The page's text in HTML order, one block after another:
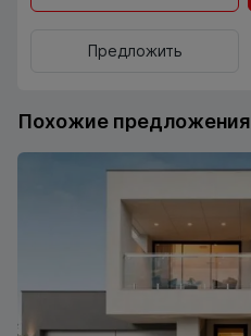
Предложить
Похожие предложения